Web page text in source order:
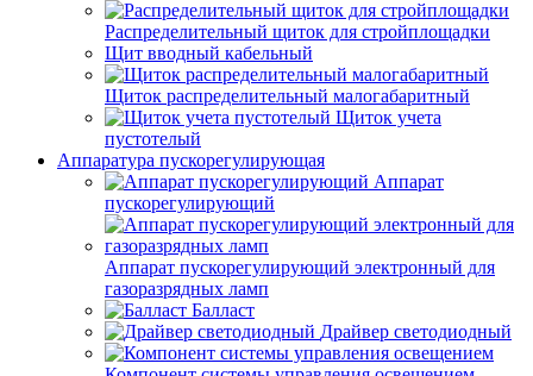
Распределительный щиток для стройплощадки
Щит вводный кабельный
Щиток распределительный малогабаритный
Щиток учета
пустотелый
Аппаратура пускорегулирующая
Аппарат
пускорегулирующий
Аппарат пускорегулирующий электронный для
газоразрядных ламп
Балласт
Драйвер светодиодный